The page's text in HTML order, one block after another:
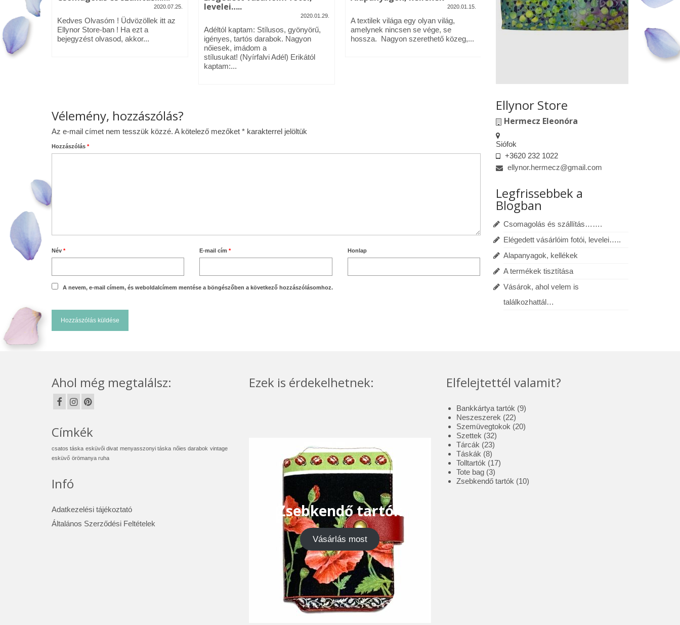
2020.01.09.
Ellynor
2020.07.25.
Kedves Olvasóm ! Üdvözöllek itt az
Ellynor Store-ban ! Ha ezt a
bejegyzést olvasod, akkor...
levelei…..
2020.01.29.
Adéltól kaptam: Stílusos, gyönyörű,
igényes, tartós darabok. Nagyon
nőiesek, imádom a
stílusukat! (Nyírfalvi Adél) Erikától
kaptam:...
2020.01.15.
A textilek világa egy olyan világ,
amelynek nincsen se vége, se
hossza. Nagyon szerethető közeg,...
2020.01.13.
Alapanyagok: Tilda pamutvászon,
designer pamutvászon, lenvászon,
Kedves
Vélemény, hozzászólás?
Az e-mail címet nem tesszük közzé. A kötelező mezőket * karakterrel jelöltük
Hozzászólás *
Név * E-mail cím* Honlap
A nevem, e-mail címem, és weboldalcímem mentése a böngészőben a következő hozzászólásomhoz.
Ellynor Store
Hermecz Eleonóra
Siófok
+3620 232 1022
ellynor.hermecz@gmail.com
Legfrissebbek a
Blogban
Csomagolás és szállítás…….
Elégedett vásárlóim fotói, levelei…..
Alapanyagok, kellékek
A termékek tisztítása
Vásárok, ahol velem is
találkozhattál…
Ahol még megtalálsz:
Címkék
csatos táska esküvői divat menyasszonyi táska nőies darabok vintage
esküvő örömanya ruha
Infó
Adatkezelési tájékoztató
Általános Szerződési Feltételek
Ezek is érdekelhetnek:
Zsebkendő tartók
Vásárlás most
Elfelejtettél valamit?
Bankkártya tartók 99
Neszeszerek 2222
termék
Szemüvegtokok 2020
Szettek 3232
termék
Tárcák 2323
termék
Táskák 88
termék
Tolltartók 1717
Tote bag 33
termék
Zsebkendő tartók 1010